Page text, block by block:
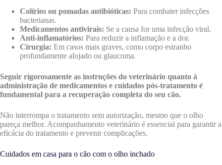
Colírios ou pomadas antibióticas: Para combater infecções
bacterianas.
Medicamentos antivirais: Se a causa for uma infecção viral.
Anti-inflamatórios: Para reduzir a inflamação e a dor.
Cirurgia: Em casos mais graves, como corpo estranho
profundamente alojado ou glaucoma.
Seguir rigorosamente as instruções do veterinário quanto à
administração de medicamentos e cuidados pós-tratamento é
fundamental para a recuperação completa do seu cão.
Não interrompa o tratamento sem autorização, mesmo que o olho
pareça melhor. Acompanhamento veterinário é essencial para garantir a
eficácia do tratamento e prevenir complicações.
Cuidados em casa para o cão com o olho inchado